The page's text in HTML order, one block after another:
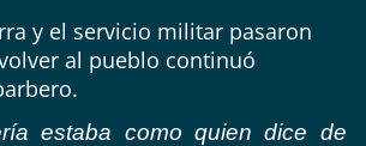
y el servicio militar pasaron
al pueblo continuó
estaba como quien dice de